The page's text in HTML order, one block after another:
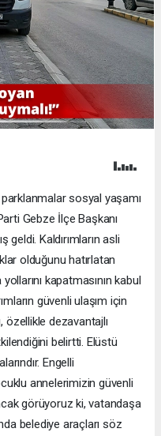
parklanmalar sosyal yaşamı
Gebze İlçe Başkanı
geldi. Kaldırımların asli
olduğunu hatırlatan
kapatmasının kabul
güvenli ulaşım için
özellikle dezavantajlı
belirtti. Elüstü
Engelli
annelerimizin güvenli
görüyoruz ki, vatandaşa
belediye araçları söz